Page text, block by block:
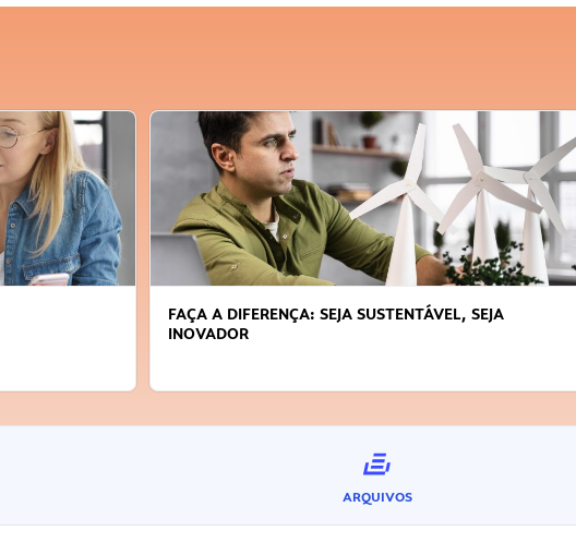
FAÇA A DIFERENÇA: SEJA SUSTENTÁVEL, SEJA
INOVADOR
ARQUIVOS